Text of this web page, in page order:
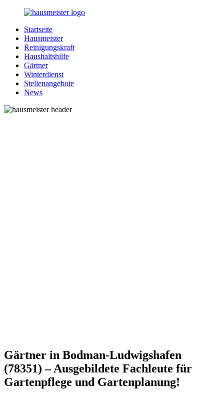
Zurück
Inhalt
Hausmeister.de
Alles
rund
Ihren
Haushalt
Startseite
Hausmeister
Reinigungskraft
Haushaltshilfe
Gärtner
Winterdienst
Stellenangebote
News
Gärtner in Bodman-Ludwigshafen
(78351) – Ausgebildete Fachleute für
Gartenpflege und Gartenplanung!